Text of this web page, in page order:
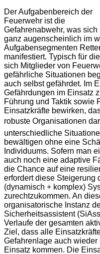
Der Aufgabenbereich der
Feuerwehr ist die
Gefahrenabwehr, was sich
ganz augenscheinlich im
Aufgabensegmenten
manifestiert. Typisch für
sich Mitglieder von
gefährliche Situationen
auch selbst gefährdet. Im
Gefährdungen im Einsatz
Führung und Taktik sowie
Einsatzkräfte bewirken,
robuste Organisationen
unterschiedliche
bewältigen ohne eine
Individuums. Sofern man
auch noch eine adaptive
die Chance auf eine
erfordert diese Steigerung
(dynamisch + komplex)
zurechtzukommen. An
organisatorische Instanz
Sicherheitsassistent
Verlaufe der gesamten
Ziel, dass alle
Gefahrenlage auch
Einsatz kommen. Die